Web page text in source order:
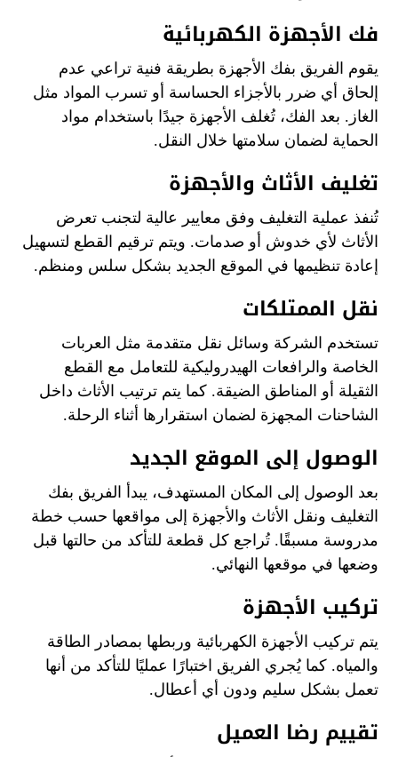
فك الأجهزة الكهربائية
يقوم الفريق بفك الأجهزة بطريقة فنية تراعي عدم
إلحاق أي ضرر بالأجزاء الحساسة أو تسرب المواد مثل
الغاز. بعد الفك، تُغلف الأجهزة جيدًا باستخدام مواد
الحماية لضمان سلامتها خلال النقل.
تغليف الأثاث والأجهزة
تُنفذ عملية التغليف وفق معايير عالية لتجنب تعرض
الأثاث لأي خدوش أو صدمات. ويتم ترقيم القطع لتسهيل
إعادة تنظيمها في الموقع الجديد بشكل سلس ومنظم.
نقل الممتلكات
تستخدم الشركة وسائل نقل متقدمة مثل العربات
الخاصة والرافعات الهيدروليكية للتعامل مع القطع
الثقيلة أو المناطق الضيقة. كما يتم ترتيب الأثاث داخل
الشاحنات المجهزة لضمان استقرارها أثناء الرحلة.
الوصول إلى الموقع الجديد
بعد الوصول إلى المكان المستهدف، يبدأ الفريق بفك
التغليف ونقل الأثاث والأجهزة إلى مواقعها حسب خطة
مدروسة مسبقًا. تُراجع كل قطعة للتأكد من حالتها قبل
وضعها في موقعها النهائي.
تركيب الأجهزة
يتم تركيب الأجهزة الكهربائية وربطها بمصادر الطاقة
والمياه. كما يُجري الفريق اختبارًا عمليًا للتأكد من أنها
تعمل بشكل سليم ودون أي أعطال.
تقييم رضا العميل